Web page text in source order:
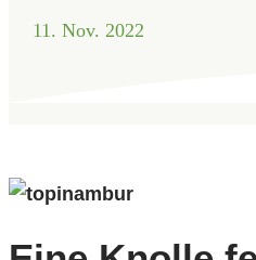
11. Nov. 2022